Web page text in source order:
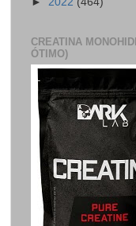
CREATINA
ÓTIMO)